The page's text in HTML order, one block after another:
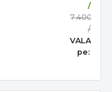
/buc
7.400
/buc
VALABIL
pe: